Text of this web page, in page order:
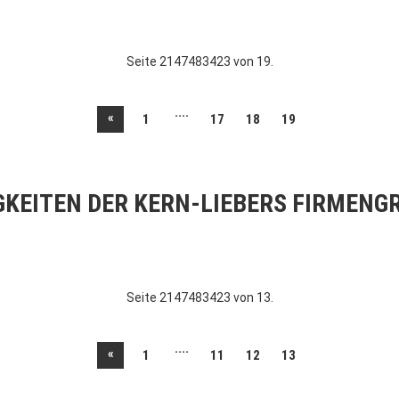
Seite 2147483423 von 19.
« 1 .... 17 18 19
DER KERN-LIEBERS
Seite 2147483423 von 13.
« 1 .... 11 12 13